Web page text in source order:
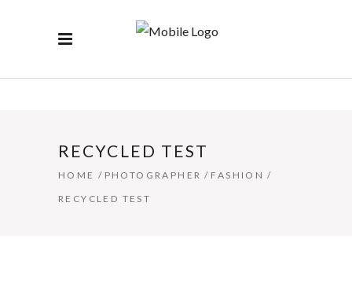
RECYCLED TEST
HOME / PHOTOGRAPHER / FASHION /
RECYCLED TEST